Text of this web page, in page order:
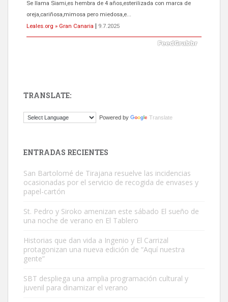
Se llama Siami,es hembra de 4 años,esterilizada con marca de
oreja,cariñosa,mimosa pero miedosa,e...
Leales.org » Gran Canaria
9.7.2025
El ayuntamiento se va a llevar a Los Gatos callejeros de la zona los
Este gato macho ha aparecido en la calle hace menos de un mes,
es muy manso y extremadamente cari...
Leales.org » Gran Canaria
TRANSLATE:
Powered by Translate
ENTRADAS RECIENTES
San Bartolomé de Tirajana resuelve las incidencias
ocasionadas por el servicio de recogida de envases y
papel-cartón
St. Pedro y Siroko amenizan este sábado El sueño de
una noche de verano en El Tablero
Historias que dan vida a Ingenio y El Carrizal
protagonizan una nueva edición de “Aquí nuestra
gente”
SBT despliega una amplia programación cultural y
juvenil para dinamizar el verano